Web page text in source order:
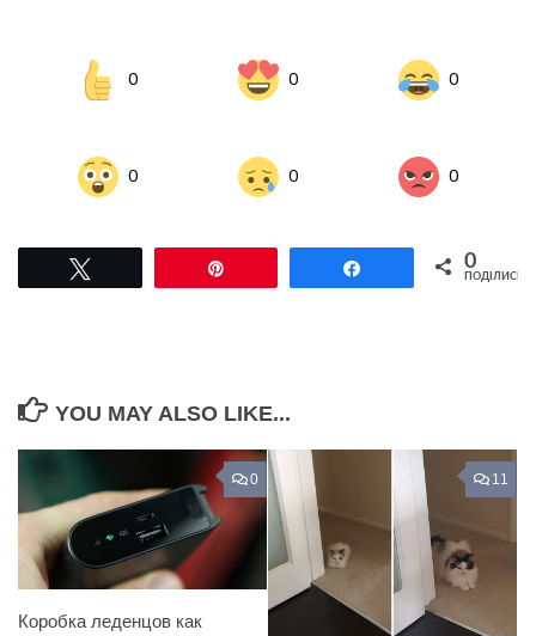
0 0 0
0 0 0
Поділитися0
ПОДІЛИСЬ
YOU MAY ALSO LIKE...
0
Коробка леденцов как
11